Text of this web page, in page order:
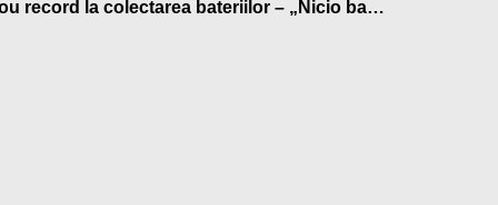
Nou record la colectarea bateriilor – „Nicio baterie la gunoi!” 2024